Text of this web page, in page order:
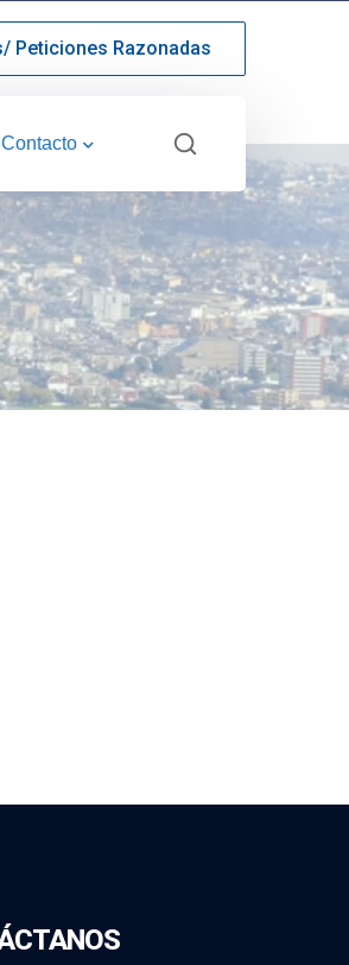
Peticiones Razonadas
Contacto